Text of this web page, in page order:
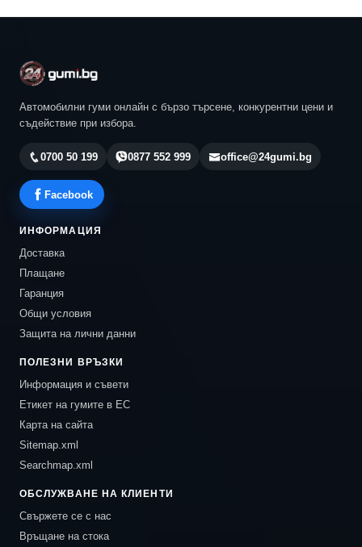
Автомобилни гуми онлайн с бързо търсене, конкурентни цени и
съдействие при избора.
0700 50 199 0877 552 999 office@24gumi.bg
Facebook
ИНФОРМАЦИЯ
Доставка
Плащане
Гаранция
Общи условия
Защита на лични данни
ПОЛЕЗНИ ВРЪЗКИ
Информация и съвети
Етикет на гумите в ЕС
Карта на сайта
Sitemap.xml
Searchmap.xml
ОБСЛУЖВАНЕ НА КЛИЕНТИ
Свържете се с нас
Връщане на стока